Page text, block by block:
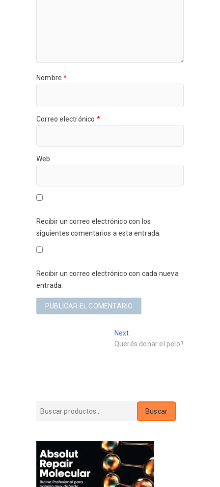
Nombre*
Correo electrónico *
Web
Recibir un correo electrónico con los
siguientes comentarios a esta entrada.
Recibir un correo electrónico con cada nueva
entrada.
NextNext
post:
Querés donar el pelo?
Buscar